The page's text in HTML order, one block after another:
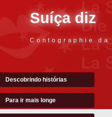
Suíça diz
Contographie
Descobrindo histórias
Para ir mais longe